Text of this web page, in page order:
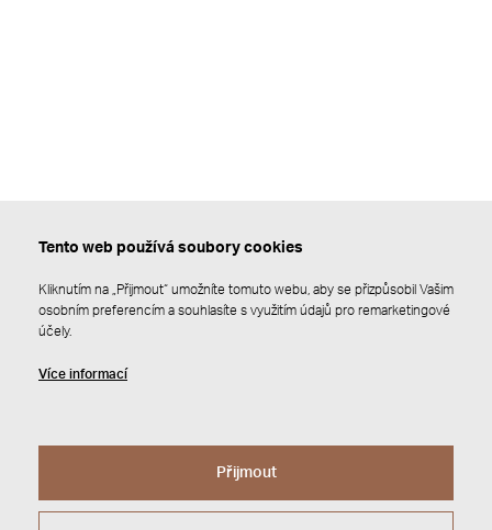
Tento web používá soubory cookies
Kliknutím na „Přijmout“ umožníte tomuto webu, aby se přizpůsobil Vašim
osobním preferencím a souhlasíte s využitím údajů pro remarketingové
účely.
Více informací
Přijmout